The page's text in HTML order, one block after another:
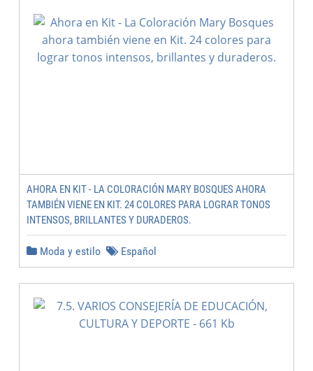
AHORA EN KIT - LA COLORACIÓN MARY BOSQUES AHORA
TAMBIÉN VIENE EN KIT. 24 COLORES PARA LOGRAR TONOS
INTENSOS, BRILLANTES Y DURADEROS.
Moda y estilo Español